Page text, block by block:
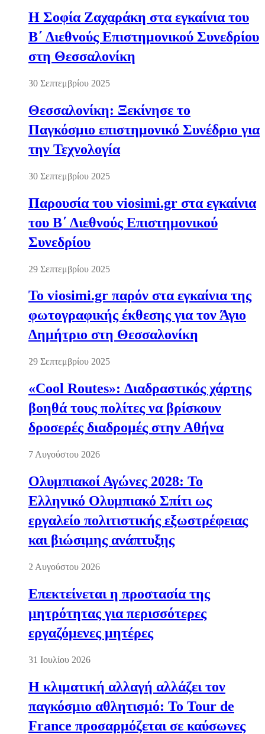
Η Σοφία Ζαχαράκη στα εγκαίνια του
Β΄ Διεθνούς Επιστημονικού Συνεδρίου
στη Θεσσαλονίκη
30 Σεπτεμβρίου 2025
Θεσσαλονίκη: Ξεκίνησε το
Παγκόσμιο επιστημονικό Συνέδριο για
την Τεχνολογία
30 Σεπτεμβρίου 2025
Παρουσία του viosimi.gr στα εγκαίνια
του Β΄ Διεθνούς Επιστημονικού
Συνεδρίου
29 Σεπτεμβρίου 2025
Το viosimi.gr παρόν στα εγκαίνια της
φωτογραφικής έκθεσης για τον Άγιο
Δημήτριο στη Θεσσαλονίκη
29 Σεπτεμβρίου 2025
«Cool Routes»: Διαδραστικός χάρτης
βοηθά τους πολίτες να βρίσκουν
δροσερές διαδρομές στην Αθήνα
7 Αυγούστου 2026
Ολυμπιακοί Αγώνες 2028: Το
Ελληνικό Ολυμπιακό Σπίτι ως
εργαλείο πολιτιστικής εξωστρέφειας
και βιώσιμης ανάπτυξης
2 Αυγούστου 2026
Επεκτείνεται η προστασία της
μητρότητας για περισσότερες
εργαζόμενες μητέρες
31 Ιουλίου 2026
Η κλιματική αλλαγή αλλάζει τον
παγκόσμιο αθλητισμό: Το Tour de
France προσαρμόζεται σε καύσωνες